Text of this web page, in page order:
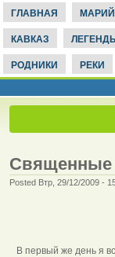
ГЛАВНАЯ МАРИЙ
КАВКАЗ ЛЕГЕНДЫ
РОДНИКИ РЕКИ
Священные
Posted Втр, 29/12/2009 -
В первый же день я